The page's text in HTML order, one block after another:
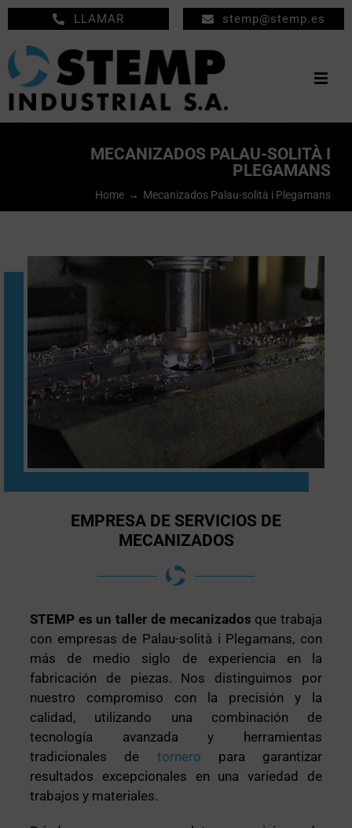
Saltar
al
contenido
LLAMAR stemp@stemp.es
CONTACTO
MECANIZADOS PALAU-SOLITÀ I
PLEGAMANS
Home Mecanizados Palau-solità i Plegamans
EMPRESA DE SERVICIOS DE
MECANIZADOS
STEMP es un taller de mecanizados que trabaja
con empresas de Palau-solità i Plegamans, con
más de medio siglo de experiencia en la
fabricación de piezas. Nos distinguimos por
nuestro compromiso con la precisión y la
calidad, utilizando una combinación de
tecnología avanzada y herramientas
tradicionales de tornero para garantizar
resultados excepcionales en una variedad de
trabajos y materiales.